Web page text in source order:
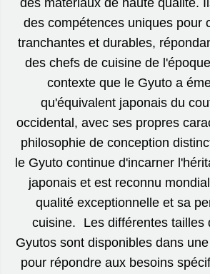
des compétences uniques pour
tranchantes et durables,
des chefs de cuisine de
contexte que le Gyuto a
qu'équivalent japonais du
occidental, avec ses propres
philosophie de conception
le Gyuto continue d'incarner
japonais et est reconnu
qualité exceptionnelle et sa
cuisine. Les différentes tailles
Gyutos sont disponibles dans
pour répondre aux besoins